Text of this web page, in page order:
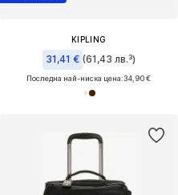
KIPLING
31,41 € (61,43 лв.³)
Последна най-ниска цена:34,90 €